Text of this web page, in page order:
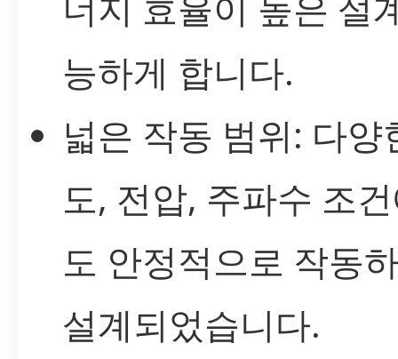
능하게 합니다.
넓은 작동 범위: 다양
도, 전압, 주파수 조
도 안정적으로 작동
설계되었습니다.